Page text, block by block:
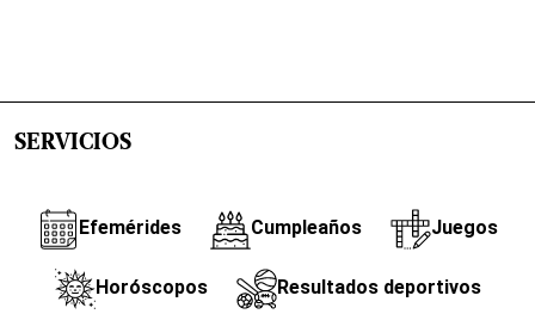
SERVICIOS
Efemérides Cumpleaños Juegos
Horóscopos Resultados deportivos